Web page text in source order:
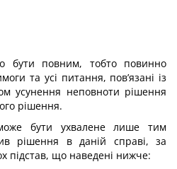
бути повним, тобто повинно
та усі питання, пов’язані із
усунення неповноти рішення
рішення.
бути ухвалене лише тим
рішення в даній справі, за
підстав, що наведені нижче: